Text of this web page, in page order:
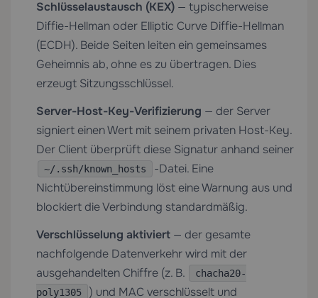
Schlüsselaustausch (KEX) — typischerweise
Diffie-Hellman oder Elliptic Curve Diffie-Hellman
(ECDH). Beide Seiten leiten ein gemeinsames
Geheimnis ab, ohne es zu übertragen. Dies
erzeugt Sitzungsschlüssel.
Server-Host-Key-Verifizierung — der Server
signiert einen Wert mit seinem privaten Host-Key.
Der Client überprüft diese Signatur anhand seiner
~/.ssh/known_hosts
-Datei. Eine
Nichtübereinstimmung löst eine Warnung aus und
blockiert die Verbindung standardmäßig.
Verschlüsselung aktiviert — der gesamte
nachfolgende Datenverkehr wird mit der
ausgehandelten Chiffre (z. B.
chacha20-
poly1305
) und MAC verschlüsselt und